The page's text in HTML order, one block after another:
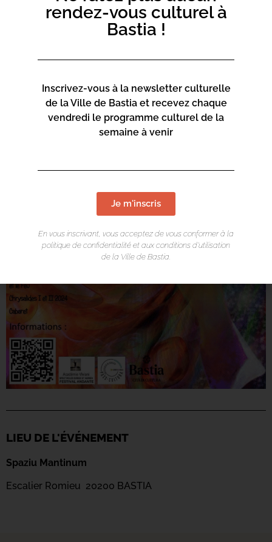
LIEU DE L'ÉVÉNEMENT
Spaziu Mantinum
Escalier Romieu 20200 BASTIA
rendez-vous culturel à
Bastia !
Inscrivez-vous à la newsletter culturelle
de la Ville de Bastia et recevez chaque
vendredi le programme culturel de la
semaine à venir
Je m'inscris
En vous inscrivant, vous acceptez de vous conformer à la
politique de confidentialité et aux conditions d’utilisation
de la Ville de Bastia.